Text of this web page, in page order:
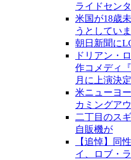
ライドセン
米国が18歳
うとしてい
朝日新聞に
ドリアン・
作コメディ
月に上演決定
米ニューヨ
カミングア
二丁目のス
自販機が
【追悼】同
イ、ロブ・